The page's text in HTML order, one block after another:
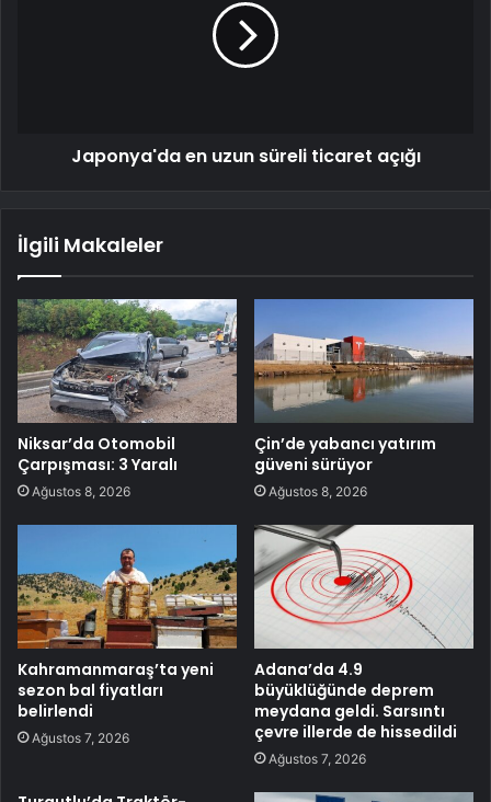
Japonya'da en uzun süreli ticaret açığı
İlgili Makaleler
Niksar’da Otomobil
Çarpışması: 3 Yaralı
Ağustos 8, 2026
Çin’de yabancı yatırım
güveni sürüyor
Ağustos 8, 2026
Kahramanmaraş’ta yeni
sezon bal fiyatları
belirlendi
Ağustos 7, 2026
Adana’da 4.9
büyüklüğünde deprem
meydana geldi. Sarsıntı
çevre illerde de hissedildi
Ağustos 7, 2026